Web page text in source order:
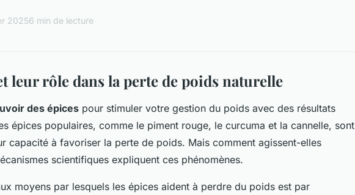
20256 min de lecture
leur rôle dans la perte de poids naturelle
des épices pour stimuler votre gestion du poids avec des résultats
épices populaires, comme le piment rouge, le curcuma et la cannelle, sont
capacité à favoriser la perte de poids. Mais comment agissent-elles
scientifiques expliquent ces phénomènes.
moyens par lesquels les épices aident à perdre du poids est par